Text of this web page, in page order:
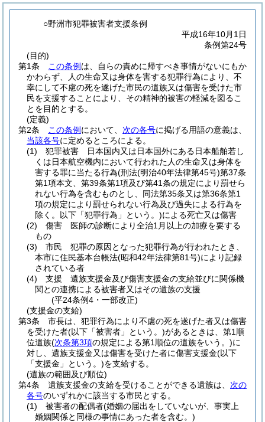
○野洲市犯罪被害者支援条例
平成16年10月1日
条例第24号
(目的)
第1条
この条例 は、自らの責めに帰すべき事情がないにもか
かわらず、人の生命又は身体を害する犯罪行為により、不
幸にして不慮の死を遂げた市民の遺族又は傷害を受けた市
民を支援することにより、その精神的被害の軽減を図るこ
とを目的とする。
(定義)
第2条
この条例 において、 次の各号に掲げる用語の意義は、
当該各号に定めるところによる。
(1)
犯罪被害 日本国内又は日本国外にある日本船舶若し
くは日本航空機内において行われた人の生命又は身体を
害する罪に当たる行為(刑法(明治40年法律第45号)第37条
第1項本文、第39条第1項及び第41条の規定により罰せら
れない行為を含むものとし、同法第35条又は第36条第1
項の規定により罰せられない行為及び過失による行為を
除く。以下「犯罪行為」という。)による死亡又は傷害
(2)
傷害 医師の診断により全治1月以上の加療を要する
もの
(3)
市民 犯罪の原因となった犯罪行為が行われたとき、
本市に住民基本台帳法(昭和42年法律第81号)により記録
されている者
(4)
支援 遺族支援金及び傷害支援金の支給並びに関係機
関との連携による被害者又はその遺族の支援
(平24条例4・一部改正)
(支援金の支給)
第3条
市長は、犯罪行為により不慮の死を遂げた者又は傷害
を受けた者(以下「被害者」という。)があるときは、第1順
位遺族(次条第3項の規定による第1順位の遺族をいう。)に
対し、遺族支援金又は傷害を受けた者に傷害支援金(以下
「支援金」という。)を支給する。
(遺族の範囲及び順位)
第4条
遺族支援金の支給を受けることができる遺族は、 次の
各号のいずれかに該当する市民とする。
(1)
被害者の配偶者(婚姻の届出をしていないが、事実上
婚姻関係と同様の事情にあった者を含む。)